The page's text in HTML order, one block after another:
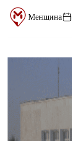
Менщина